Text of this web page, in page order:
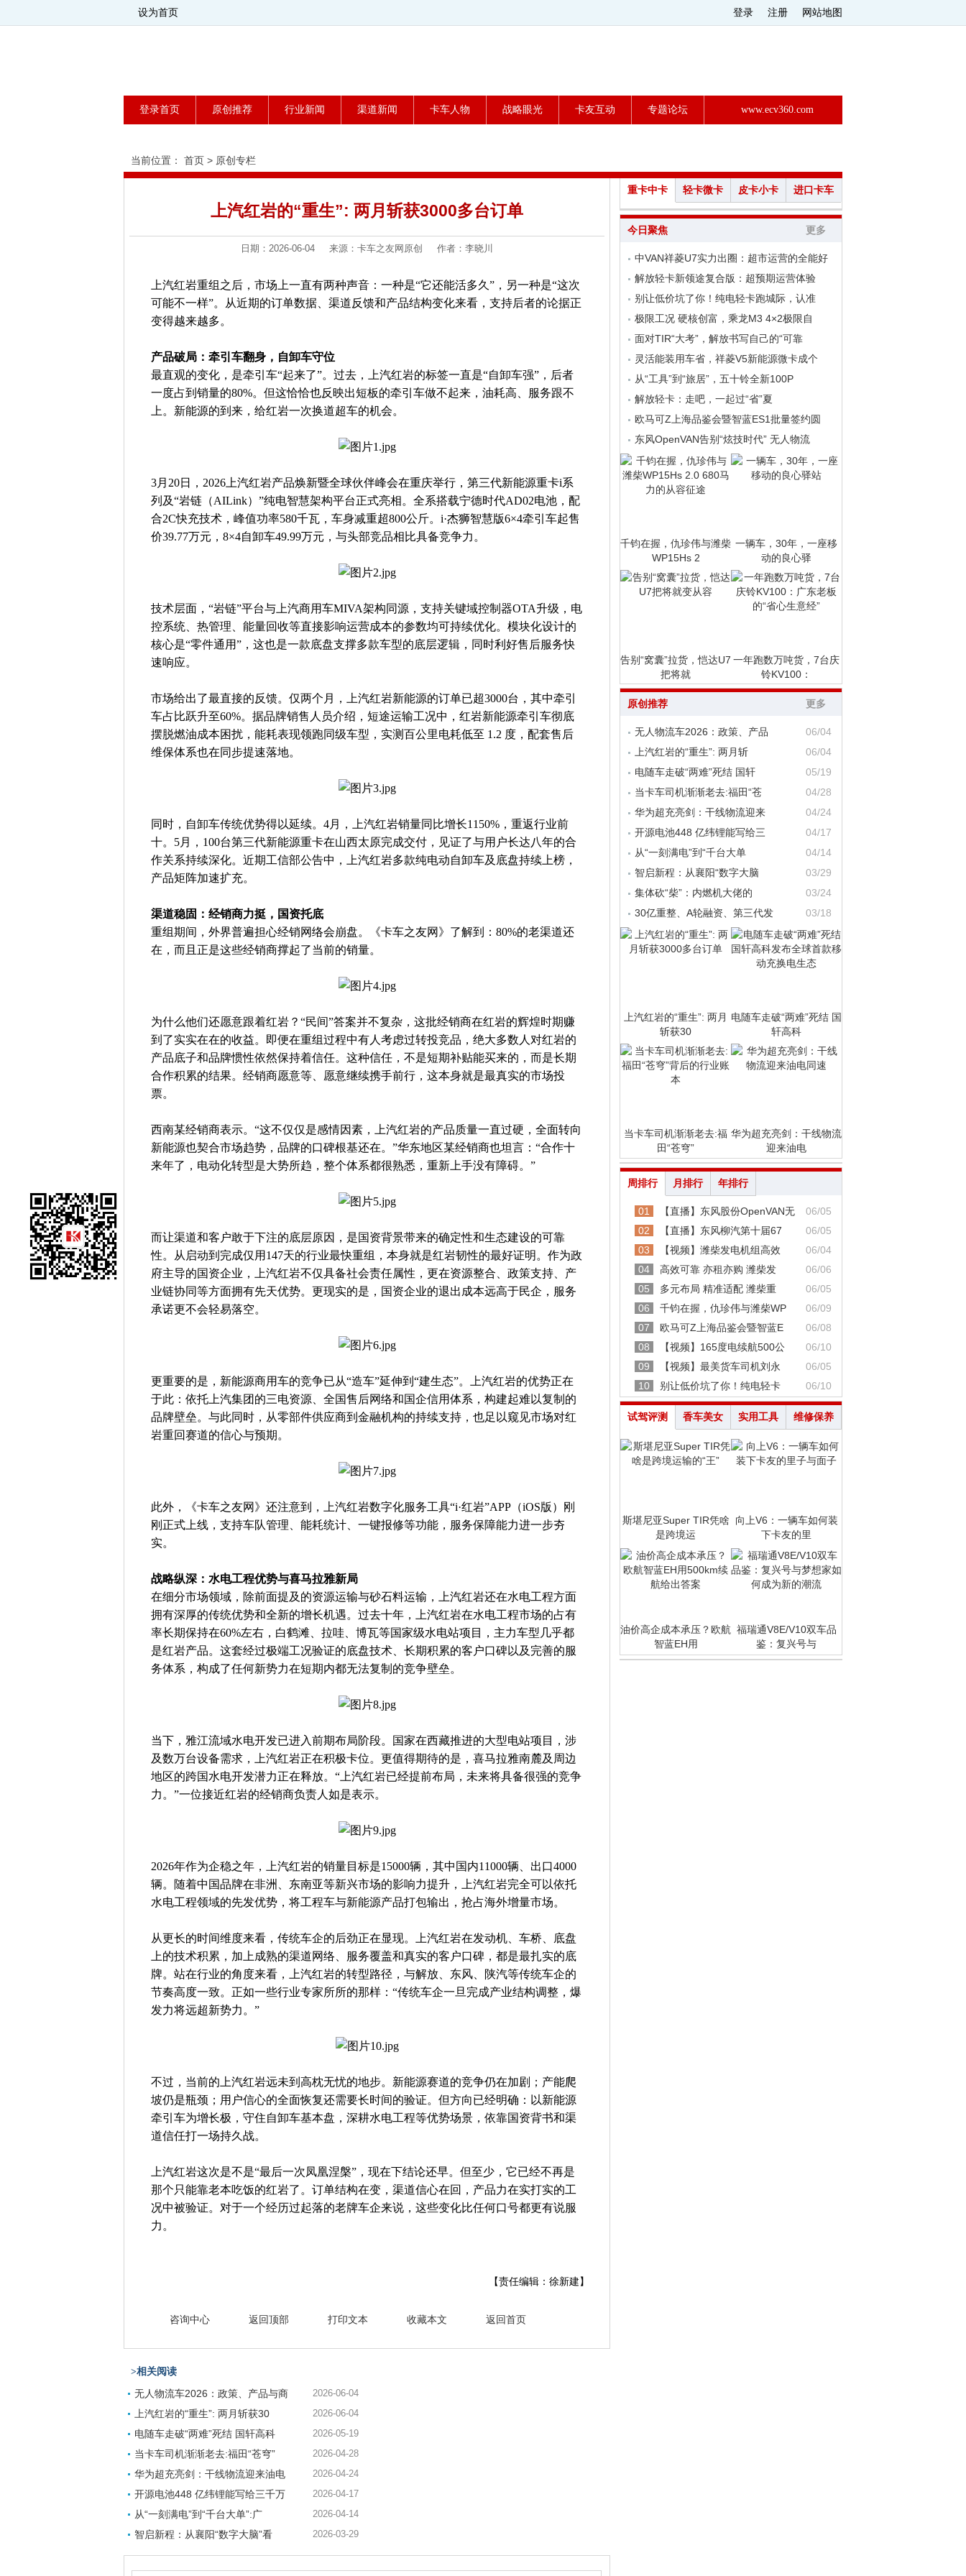
设为首页 登录 注册 网站地图
登录首页 原创推荐 行业新闻 渠道新闻 卡车人物 战略眼光 卡友互动 专题论坛 www.ecv360.com
当前位置： 首页 > 原创专栏
上汽红岩的“重生”: 两月斩获3000多台订单
日期：2026-06-04 来源：卡车之友网原创 作者：李晓川
上汽红岩重组之后，市场上一直有两种声音：一种是“它还能活多久”，另一种是“这次
可能不一样”。从近期的订单数据、渠道反馈和产品结构变化来看，支持后者的论据正
变得越来越多。
产品破局：牵引车翻身，自卸车守位
最直观的变化，是牵引车“起来了”。过去，上汽红岩的标签一直是“自卸车强”，后者
一度占到销量的80%。但这恰恰也反映出短板的牵引车做不起来，油耗高、服务跟不
上。新能源的到来，给红岩一次换道超车的机会。
3月20日，2026上汽红岩产品焕新暨全球伙伴峰会在重庆举行，第三代新能源重卡i系
列及“岩链（AILink）”纯电智慧架构平台正式亮相。全系搭载宁德时代AD02电池，配
合2C快充技术，峰值功率580千瓦，车身减重超800公斤。i·杰狮智慧版6×4牵引车起售
价39.77万元，8×4自卸车49.99万元，与头部竞品相比具备竞争力。
技术层面，“岩链”平台与上汽商用车MIVA架构同源，支持关键域控制器OTA升级，电
控系统、热管理、能量回收等直接影响运营成本的参数均可持续优化。模块化设计的
核心是“零件通用”，这也是一款底盘支撑多款车型的底层逻辑，同时利好售后服务快
速响应。
市场给出了最直接的反馈。仅两个月，上汽红岩新能源的订单已超3000台，其中牵引
车占比跃升至60%。据品牌销售人员介绍，短途运输工况中，红岩新能源牵引车彻底
摆脱燃油成本困扰，能耗表现领跑同级车型，实测百公里电耗低至 1.2 度，配套售后
维保体系也在同步提速落地。
同时，自卸车传统优势得以延续。4月，上汽红岩销量同比增长1150%，重返行业前
十。5月，100台第三代新能源重卡在山西太原完成交付，见证了与用户长达八年的合
作关系持续深化。近期工信部公告中，上汽红岩多款纯电动自卸车及底盘持续上榜，
产品矩阵加速扩充。
渠道稳固：经销商力挺，国资托底
重组期间，外界普遍担心经销网络会崩盘。《卡车之友网》了解到：80%的老渠道还
在，而且正是这些经销商撑起了当前的销量。
为什么他们还愿意跟着红岩？“民间”答案并不复杂，这批经销商在红岩的辉煌时期赚
到了实实在在的收益。即便在重组过程中有人考虑过转投竞品，绝大多数人对红岩的
产品底子和品牌惯性依然保持着信任。这种信任，不是短期补贴能买来的，而是长期
合作积累的结果。经销商愿意等、愿意继续携手前行，这本身就是最真实的市场投
票。
西南某经销商表示。“这不仅仅是感情因素，上汽红岩的产品质量一直过硬，全面转向
新能源也契合市场趋势，品牌的口碑根基还在。”华东地区某经销商也坦言：“合作十
来年了，电动化转型是大势所趋，整个体系都很熟悉，重新上手没有障碍。”
而让渠道和客户敢于下注的底层原因，是国资背景带来的确定性和生态建设的可靠
性。从启动到完成仅用147天的行业最快重组，本身就是红岩韧性的最好证明。作为政
府主导的国资企业，上汽红岩不仅具备社会责任属性，更在资源整合、政策支持、产
业链协同等方面拥有先天优势。更现实的是，国资企业的退出成本远高于民企，服务
承诺更不会轻易落空。
更重要的是，新能源商用车的竞争已从“造车”延伸到“建生态”。上汽红岩的优势正在
于此：依托上汽集团的三电资源、全国售后网络和国企信用体系，构建起难以复制的
品牌壁垒。与此同时，从零部件供应商到金融机构的持续支持，也足以窥见市场对红
岩重回赛道的信心与预期。
此外，《卡车之友网》还注意到，上汽红岩数字化服务工具“i·红岩”APP（iOS版）刚
刚正式上线，支持车队管理、能耗统计、一键报修等功能，服务保障能力进一步夯
实。
战略纵深：水电工程优势与喜马拉雅新局
在细分市场领域，除前面提及的资源运输与砂石料运输，上汽红岩还在水电工程方面
拥有深厚的传统优势和全新的增长机遇。过去十年，上汽红岩在水电工程市场的占有
率长期保持在60%左右，白鹤滩、拉哇、博瓦等国家级水电站项目，主力车型几乎都
是红岩产品。这套经过极端工况验证的底盘技术、长期积累的客户口碑以及完善的服
务体系，构成了任何新势力在短期内都无法复制的竞争壁垒。
当下，雅江流域水电开发已进入前期布局阶段。国家在西藏推进的大型电站项目，涉
及数万台设备需求，上汽红岩正在积极卡位。更值得期待的是，喜马拉雅南麓及周边
地区的跨国水电开发潜力正在释放。“上汽红岩已经提前布局，未来将具备很强的竞争
力。”一位接近红岩的经销商负责人如是表示。
2026年作为企稳之年，上汽红岩的销量目标是15000辆，其中国内11000辆、出口4000
辆。随着中国品牌在非洲、东南亚等新兴市场的影响力提升，上汽红岩完全可以依托
水电工程领域的先发优势，将工程车与新能源产品打包输出，抢占海外增量市场。
从更长的时间维度来看，传统车企的后劲正在显现。上汽红岩在发动机、车桥、底盘
上的技术积累，加上成熟的渠道网络、服务覆盖和真实的客户口碑，都是最扎实的底
牌。站在行业的角度来看，上汽红岩的转型路径，与解放、东风、陕汽等传统车企的
节奏高度一致。正如一些行业专家所所的那样：“传统车企一旦完成产业结构调整，爆
发力将远超新势力。”
不过，当前的上汽红岩远未到高枕无忧的地步。新能源赛道的竞争仍在加剧；产能爬
坡仍是瓶颈；用户信心的全面恢复还需要长时间的验证。但方向已经明确：以新能源
牵引车为增长极，守住自卸车基本盘，深耕水电工程等优势场景，依靠国资背书和渠
道信任打一场持久战。
上汽红岩这次是不是“最后一次凤凰涅槃”，现在下结论还早。但至少，它已经不再是
那个只能靠老本吃饭的红岩了。订单结构在变，渠道信心在回，产品力在实打实的工
况中被验证。对于一个经历过起落的老牌车企来说，这些变化比任何口号都更有说服
力。
【责任编辑：徐新建】
咨询中心 返回顶部 打印文本 收藏本文 返回首页
>相关阅读
无人物流车2026：政策、产品与商 2026-06-04
上汽红岩的“重生”: 两月斩获30 2026-06-04
电随车走破“两难”死结 国轩高科 2026-05-19
当卡车司机渐渐老去:福田“苍穹” 2026-04-28
华为超充亮剑：干线物流迎来油电 2026-04-24
开源电池448 亿纬锂能写给三千万 2026-04-17
从“一刻满电”到“千台大单”:广 2026-04-14
智启新程：从襄阳“数字大脑”看 2026-03-29
重卡中卡 轻卡微卡 皮卡小卡 进口卡车
今日聚焦 更多
中VAN祥菱U7实力出圈：超市运营的全能好
解放轻卡新领途复合版：超预期运营体验
别让低价坑了你！纯电轻卡跑城际，认准
极限工况 硬核创富，乘龙M3 4×2极限自
面对TIR“大考”，解放书写自己的“可靠
灵活能装用车省，祥菱V5新能源微卡成个
从“工具”到“旅居”，五十铃全新100P
解放轻卡：走吧，一起过“省”夏
欧马可Z上海品鉴会暨智蓝ES1批量签约圆
东风OpenVAN告别“炫技时代” 无人物流
千钧在握，仇珍伟与潍柴
WP15Hs 2
一辆车，30年，一座移
动的良心驿
告别“窝囊”拉货，恺达U7
把将就
一年跑数万吨货，7台庆
铃KV100：
原创推荐 更多
无人物流车2026：政策、产品
06/04
上汽红岩的“重生”: 两月斩
06/04
电随车走破“两难”死结 国轩
05/19
当卡车司机渐渐老去:福田“苍
04/28
华为超充亮剑：干线物流迎来
04/24
开源电池448 亿纬锂能写给三
04/17
从“一刻满电”到“千台大单
04/14
智启新程：从襄阳“数字大脑
03/29
集体砍“柴”：内燃机大佬的
03/24
30亿重整、A轮融资、第三代发
03/18
上汽红岩的“重生”: 两月
斩获30
电随车走破“两难”死结 国
轩高科
当卡车司机渐渐老去:福
田“苍穹”
华为超充亮剑：干线物流
迎来油电
周排行 月排行 年排行
01 【直播】东风股份OpenVAN无
06/05
02
【直播】东风柳汽第十届67
06/05
03
【视频】潍柴发电机组高效
06/04
04
高效可靠 亦租亦购 潍柴发
06/06
05
多元布局 精准适配 潍柴重
06/05
06
千钧在握，仇珍伟与潍柴WP
06/09
07
欧马可Z上海品鉴会暨智蓝E
06/08
08
【视频】165度电续航500公
06/10
09
【视频】最美货车司机刘永
06/05
10
别让低价坑了你！纯电轻卡 06/10
试驾评测 香车美女 实用工具 维修保养
斯堪尼亚Super TIR凭啥
是跨境运
向上V6：一辆车如何装
下卡友的里
油价高企成本承压？欧航
智蓝EH用
福瑞通V8E/V10双车品
鉴：复兴号与